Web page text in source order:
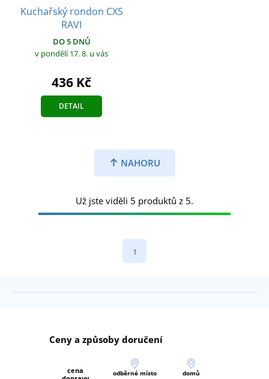
Kuchařský rondon CXS
RAVI
DO 5 DNŮ
v pondělí 17. 8. u vás
436 Kč
DETAIL
NAHORU
Už jste viděli 5 produktů z 5.
1
Ceny a způsoby doručení
cena
odběrné místo domů